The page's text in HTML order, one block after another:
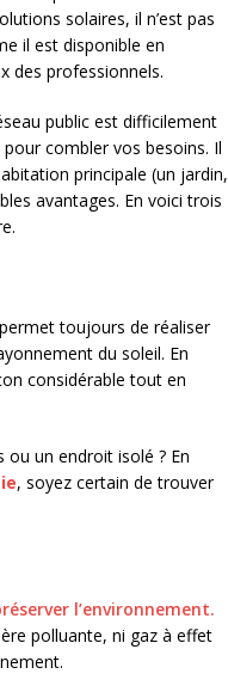
solaires, il n’est pas
il est disponible en
des professionnels.
public est difficilement
combler vos besoins. Il
principale (un jardin,
avantages. En voici trois
toujours de réaliser
du soleil. En
considérable tout en
ou un endroit isolé ? En
, soyez certain de trouver
l’environnement.
polluante, ni gaz à effet